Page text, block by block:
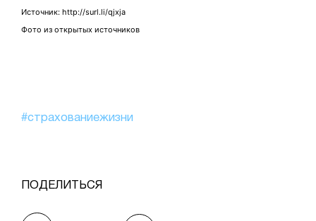
Источник: http://surl.li/qjxja
Фото из открытых источников
#страхованиежизни
ПОДЕЛИТЬСЯ